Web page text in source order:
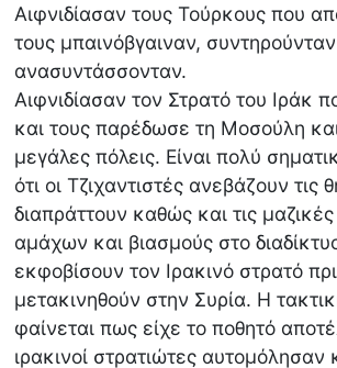
Αιφνιδίασαν τους Τούρκους που
τους μπαινόβγαιναν,
ανασυντάσσονταν.
Αιφνιδίασαν τον Στρατό του Ιράκ
και τους παρέδωσε τη Μοσούλη
μεγάλες πόλεις. Είναι πολύ
ότι οι Τζιχαντιστές ανεβάζουν τις
διαπράττουν καθώς και τις
αμάχων και βιασμούς στο
εκφοβίσουν τον Ιρακινό στρατό
μετακινηθούν στην Συρία. Η
φαίνεται πως είχε το ποθητό
ιρακινοί στρατιώτες αυτομόλησαν